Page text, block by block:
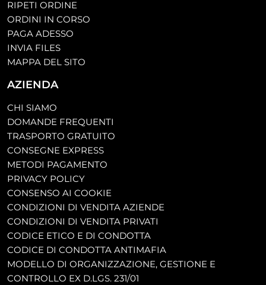
RIPETI ORDINE
ORDINI IN CORSO
PAGA ADESSO
INVIA FILES
MAPPA DEL SITO
AZIENDA
CHI SIAMO
DOMANDE FREQUENTI
TRASPORTO GRATUITO
CONSEGNE EXPRESS
METODI PAGAMENTO
PRIVACY POLICY
CONSENSO AI COOKIE
CONDIZIONI DI VENDITA AZIENDE
CONDIZIONI DI VENDITA PRIVATI
CODICE ETICO E DI CONDOTTA
CODICE DI CONDOTTA ANTIMAFIA
MODELLO DI ORGANIZZAZIONE, GESTIONE E
CONTROLLO EX D.LGS. 231/01